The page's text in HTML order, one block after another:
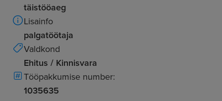
täistööaeg
Lisainfo
palgatöötaja
Valdkond
Ehitus / Kinnisvara
Tööpakkumise number:
1035635